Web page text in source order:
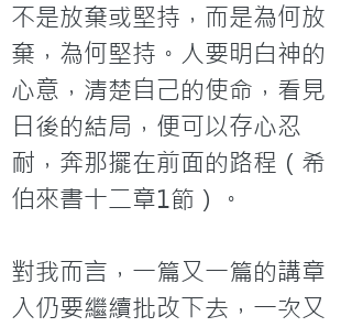
不是放棄或堅持，而是為何放
棄，為何堅持。人要明白神的
心意，清楚自己的使命，看見
日後的結局，便可以存心忍
耐，奔那擺在前面的路程（希
伯來書十二章1節）。
對我而言，一篇又一篇的講章
入仍要繼續批改下去，一次又